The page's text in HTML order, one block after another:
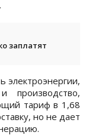
заплатят
электроэнергии,
тариф в 1,68
но не дает